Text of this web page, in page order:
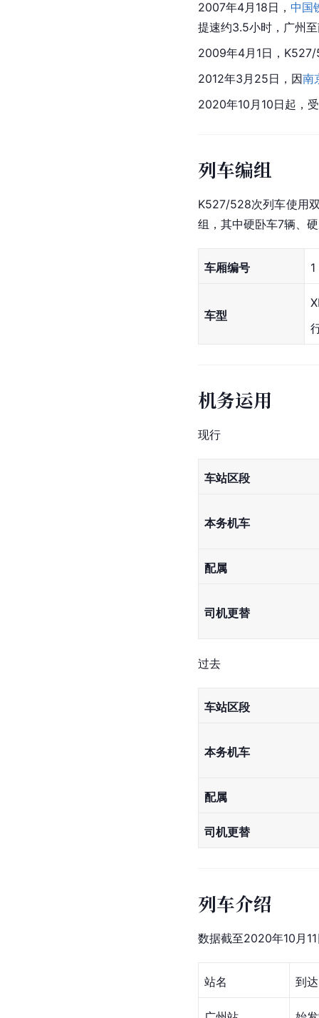
2007年4月18日， 中国
提速约3.5小时，广州
2009年4月1日，
2012年3月25日，因南
2020年10月10日起，受
列车编组
K527/528次列车使用
组，其中硬卧车7辆、
车厢编号 1
车型
机务运用
现行
车站区段
本务机车
配属
司机更替
过去
车站区段
本务机车
配属
司机更替
列车介绍
数据截至2020年10月
站名 到